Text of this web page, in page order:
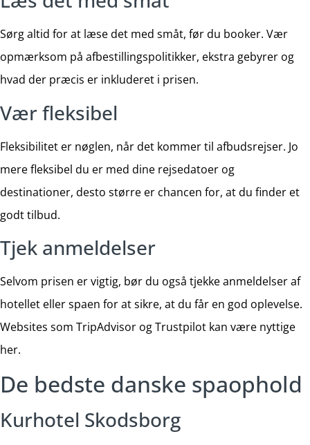
Sørg altid for at læse det med småt, før du booker. Vær
opmærksom på afbestillingspolitikker, ekstra gebyrer og
hvad der præcis er inkluderet i prisen.
Vær fleksibel
Fleksibilitet er nøglen, når det kommer til afbudsrejser. Jo
mere fleksibel du er med dine rejsedatoer og
destinationer, desto større er chancen for, at du finder et
godt tilbud.
Tjek anmeldelser
Selvom prisen er vigtig, bør du også tjekke anmeldelser af
hotellet eller spaen for at sikre, at du får en god oplevelse.
Websites som TripAdvisor og Trustpilot kan være nyttige
her.
De bedste danske spaophold
Kurhotel Skodsborg